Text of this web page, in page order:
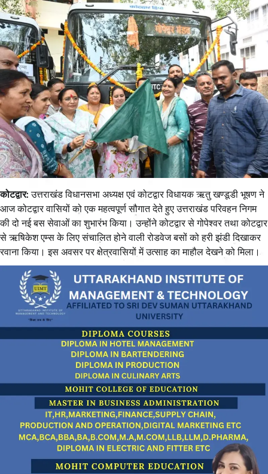
कोटद्वार: उत्तराखंड विधानसभा अध्यक्ष एवं कोटद्वार विधायक ऋतु खण्डूडी भूषण ने
आज कोटद्वार वासियों को एक महत्वपूर्ण सौगात देते हुए उत्तराखंड परिवहन निगम
की दो नई बस सेवाओं का शुभारंभ किया। उन्होंने कोटद्वार से गोपेश्वर तथा कोटद्वार
से ऋषिकेश एम्स के लिए संचालित होने वाली रोडवेज बसों को हरी झंडी दिखाकर
रवाना किया। इस अवसर पर क्षेत्रवासियों में उत्साह का माहौल देखने को मिला।